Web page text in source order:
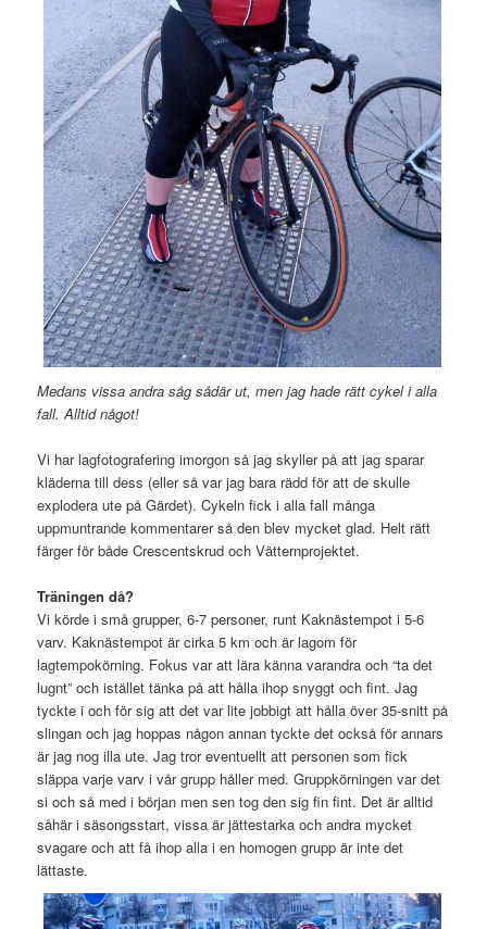
Medans vissa andra såg sådär ut, men jag hade rätt cykel i alla
fall. Alltid något!
Vi har lagfotografering imorgon så jag skyller på att jag sparar
kläderna till dess (eller så var jag bara rädd för att de skulle
explodera ute på Gärdet). Cykeln fick i alla fall många
uppmuntrande kommentarer så den blev mycket glad. Helt rätt
färger för både Crescentskrud och Vätternprojektet.
Träningen då?
Vi körde i små grupper, 6-7 personer, runt Kaknästempot i 5-6
varv. Kaknästempot är cirka 5 km och är lagom för
lagtempokörning. Fokus var att lära känna varandra och “ta det
lugnt” och istället tänka på att hålla ihop snyggt och fint. Jag
tyckte i och för sig att det var lite jobbigt att hålla över 35-snitt på
slingan och jag hoppas någon annan tyckte det också för annars
är jag nog illa ute. Jag tror eventuellt att personen som fick
släppa varje varv i vår grupp håller med. Gruppkörningen var det
si och så med i början men sen tog den sig fin fint. Det är alltid
såhär i säsongsstart, vissa är jättestarka och andra mycket
svagare och att få ihop alla i en homogen grupp är inte det
lättaste.